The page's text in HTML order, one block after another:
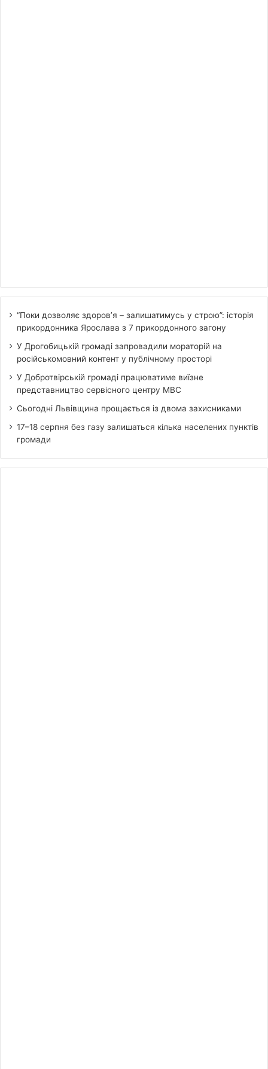
“Поки дозволяє здоров’я – залишатимусь у строю”: історія
прикордонника Ярослава з 7 прикордонного загону
У Дрогобицькій громаді запровадили мораторій на
російськомовний контент у публічному просторі
У Добротвірській громаді працюватиме виїзне
представництво сервісного центру МВС
Сьогодні Львівщина прощається із двома захисниками
17–18 серпня без газу залишаться кілька населених пунктів
громади